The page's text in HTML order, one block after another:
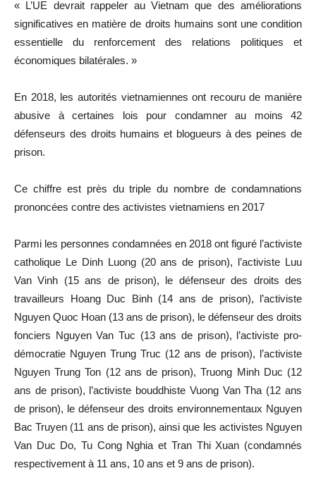
« L’UE devrait rappeler au Vietnam que des améliorations
significatives en matière de droits humains sont une condition
essentielle du renforcement des relations politiques et
économiques bilatérales. »
En 2018, les autorités vietnamiennes ont recouru de manière
abusive à certaines lois pour condamner au moins 42
défenseurs des droits humains et blogueurs à des peines de
prison.
Ce chiffre est près du triple du nombre de condamnations
prononcées contre des activistes vietnamiens en 2017
Parmi les personnes condamnées en 2018 ont figuré l’activiste
catholique Le Dinh Luong (20 ans de prison), l’activiste Luu
Van Vinh (15 ans de prison), le défenseur des droits des
travailleurs Hoang Duc Binh (14 ans de prison), l’activiste
Nguyen Quoc Hoan (13 ans de prison), le défenseur des droits
fonciers Nguyen Van Tuc (13 ans de prison), l’activiste pro-
démocratie Nguyen Trung Truc (12 ans de prison), l’activiste
Nguyen Trung Ton (12 ans de prison), Truong Minh Duc (12
ans de prison), l’activiste bouddhiste Vuong Van Tha (12 ans
de prison), le défenseur des droits environnementaux Nguyen
Bac Truyen (11 ans de prison), ainsi que les activistes Nguyen
Van Duc Do, Tu Cong Nghia et Tran Thi Xuan (condamnés
respectivement à 11 ans, 10 ans et 9 ans de prison).